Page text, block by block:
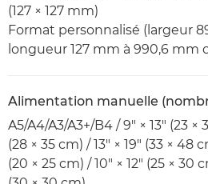
(127 × 127 mm)
Format personnalisé (largeur
longueur 127 mm à 990,6 mm
Alimentation manuelle
A5/A4/A3/A3+/B4 / 9" × 13" (23 ×
(28 × 35 cm) / 13" × 19" (33 × 48
(20 × 25 cm) / 10" × 12" (25 × 30